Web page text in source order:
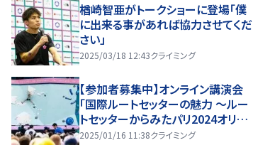
楢崎智亜がトークショーに登場「僕
に出来る事があれば協力させてくだ
さい」
2025/03/18 12:43クライミング
【参加者募集中】オンライン講演会
「国際ルートセッターの魅力 ～ルー
トセッターからみたパリ2024オリン
ピック～」が1月21日に開催
2025/01/16 11:38クライミング